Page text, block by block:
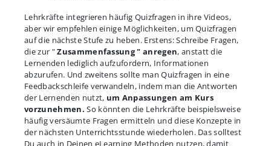
Lehrkräfte integrieren häufig Quizfragen in ihre Videos,
aber wir empfehlen einige Möglichkeiten, um Quizfragen
auf die nächste Stufe zu heben. Erstens: Schreibe Fragen,
die zur "Zusammenfassung " anregen, anstatt die
Lernenden lediglich aufzufordern, Informationen
abzurufen. Und zweitens sollte man Quizfragen in eine
Feedbackschleife verwandeln, indem man die Antworten
der Lernenden nutzt, um Anpassungen am Kurs
vorzunehmen.So könnten die Lehrkräfte beispielsweise
häufig versäumte Fragen ermitteln und diese Konzepte in
der nächsten Unterrichtsstunde wiederholen. Das solltest